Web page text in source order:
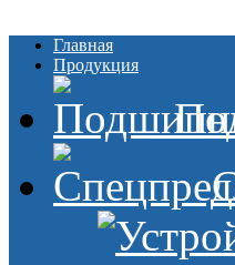
Главная
Продукция